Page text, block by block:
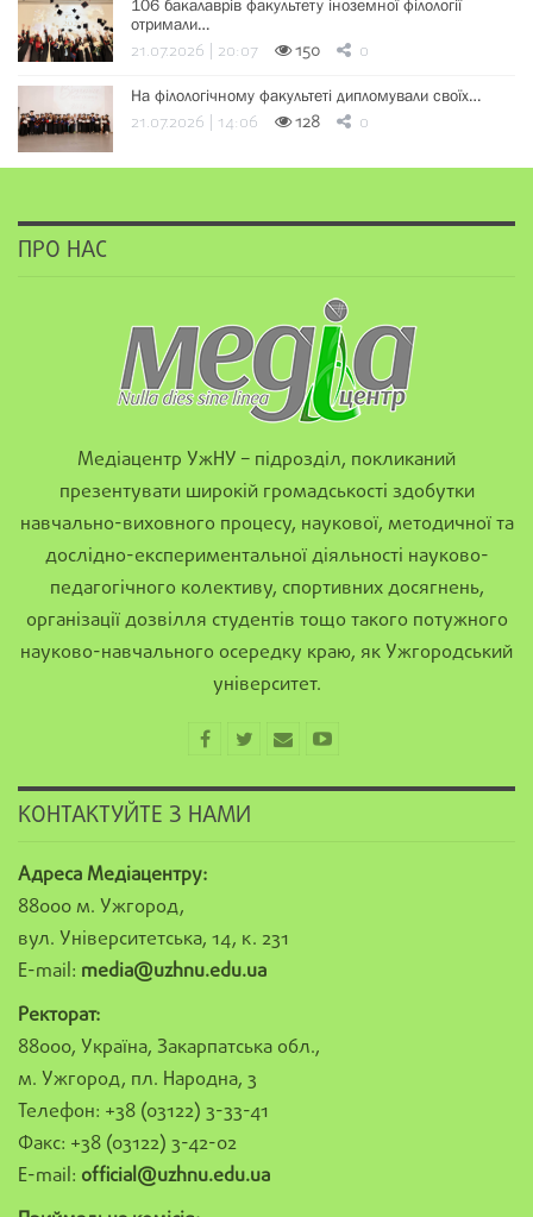
106 бакалаврів факультету іноземної філології
отримали…
21.07.2026 | 20:07 150 0
На філологічному факультеті дипломували своїх…
21.07.2026 | 14:06 128 0
ПРО НАС
Медіацентр УжНУ – підрозділ, покликаний
презентувати широкій громадськості здобутки
навчально-виховного процесу, наукової, методичної та
дослідно-експериментальної діяльності науково-
педагогічного колективу, спортивних досягнень,
організації дозвілля студентів тощо такого потужного
науково-навчального осередку краю, як Ужгородський
університет.
КОНТАКТУЙТЕ З НАМИ
Адреса Медіацентру:
88000 м. Ужгород,
вул. Університетська, 14, к. 231
E-mail: media@uzhnu.edu.ua
Ректорат:
88000, Україна, Закарпатська обл.,
м. Ужгород, пл. Народна, 3
Телефон: +38 (03122) 3-33-41
Факс: +38 (03122) 3-42-02
E-mail: official@uzhnu.edu.ua